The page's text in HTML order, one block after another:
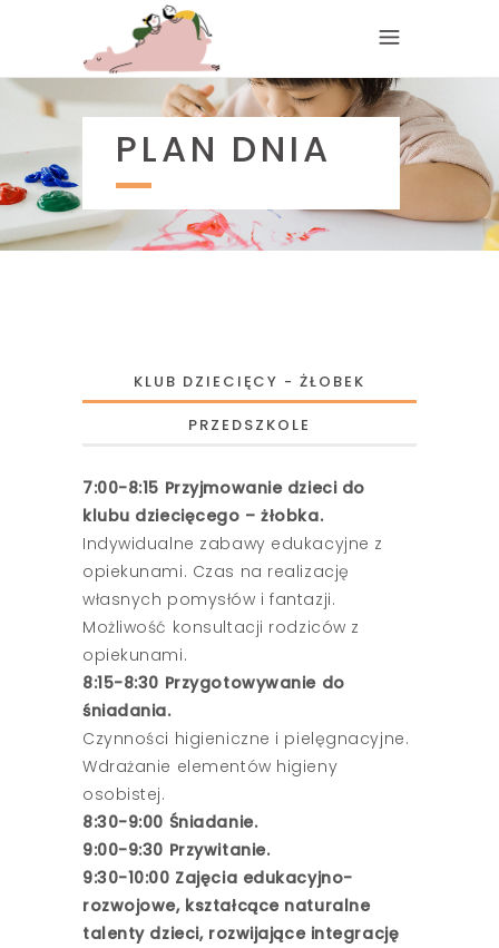
PLAN DNIA
KLUB DZIECIĘCY - ŻŁOBEK
PRZEDSZKOLE
7:00-8:15 Przyjmowanie dzieci do
klubu dziecięcego – żłobka.
Indywidualne zabawy edukacyjne z
opiekunami. Czas na realizację
własnych pomysłów i fantazji.
Możliwość konsultacji rodziców z
opiekunami.
8:15-8:30 Przygotowywanie do
śniadania.
Czynności higieniczne i pielęgnacyjne.
Wdrażanie elementów higieny
osobistej.
8:30-9:00 Śniadanie.
9:00-9:30 Przywitanie.
9:30-10:00 Zajęcia edukacyjno-
rozwojowe, kształcące naturalne
talenty dzieci, rozwijające integrację